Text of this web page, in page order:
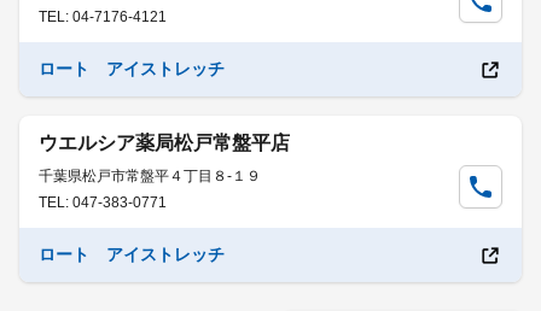
TEL: 04-7176-4121
ロート アイストレッチ
ウエルシア薬局松戸常盤平店
千葉県松戸市常盤平４丁目８-１９
TEL: 047-383-0771
ロート アイストレッチ